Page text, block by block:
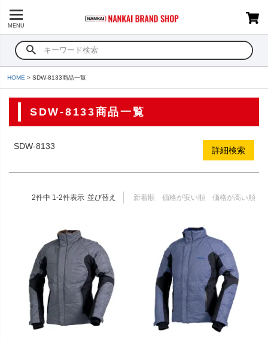
MENU
HOME SDW-8133商品一覧
SDW-8133商品一覧
SDW-8133 詳細検索
登録順
価格が安い順
価格が高い順
優先度順
キーワードヒット順
並び替え 新着順 価格が安い順 価格が高い順
2件中 1-2件表示